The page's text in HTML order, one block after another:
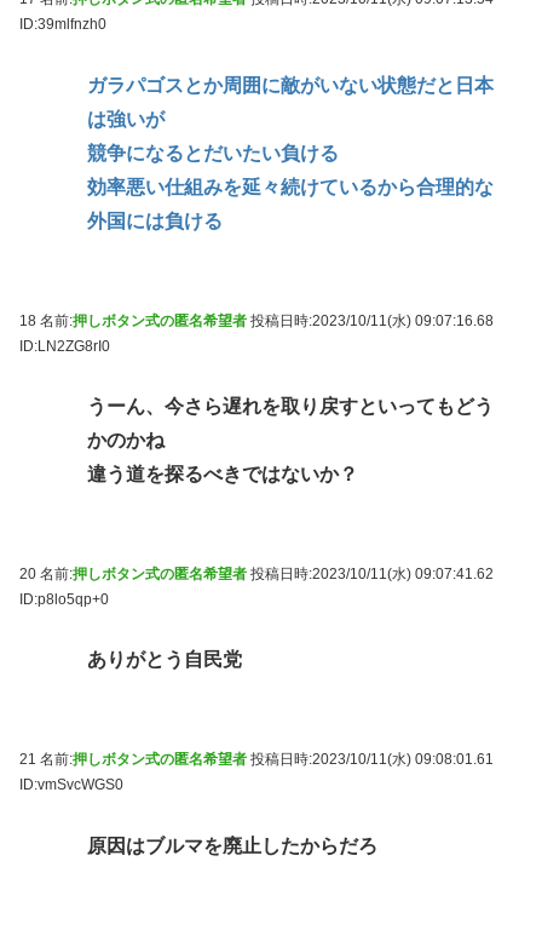
ID:39mlfnzh0
ガラパゴスとか周囲に敵がいない状態だと日本
は強いが
競争になるとだいたい負ける
効率悪い仕組みを延々続けているから合理的な
外国には負ける
18 名前:押しボタン式の匿名希望者 投稿日時:2023/10/11(水) 09:07:16.68
ID:LN2ZG8rI0
うーん、今さら遅れを取り戻すといってもどう
かのかね
違う道を探るべきではないか？
20 名前:押しボタン式の匿名希望者 投稿日時:2023/10/11(水) 09:07:41.62
ID:p8lo5qp+0
ありがとう自民党
21 名前:押しボタン式の匿名希望者 投稿日時:2023/10/11(水) 09:08:01.61
ID:vmSvcWGS0
原因はブルマを廃止したからだろ